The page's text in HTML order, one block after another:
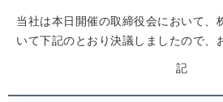
当社は本日開催の取締役会において、
いて下記のとおり決議しましたので、
記